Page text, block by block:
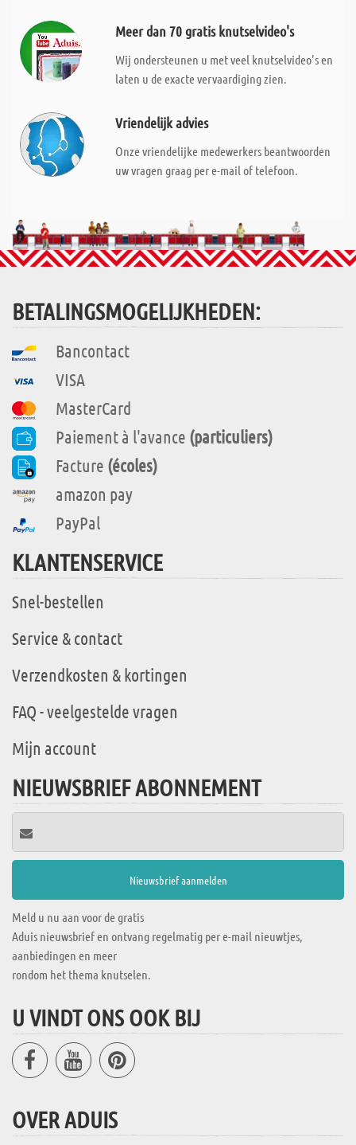
Meer dan 70 gratis knutselvideo's
Wij ondersteunen u met veel knutselvideo's en
laten u de exacte vervaardiging zien.
Vriendelijk advies
Onze vriendelijke medewerkers beantwoorden
uw vragen graag per e-mail of telefoon.
BETALINGSMOGELIJKHEDEN:
Bancontact
VISA
MasterCard
Paiement à l'avance (particuliers)
Facture (écoles)
amazon pay
PayPal
KLANTENSERVICE
Snel-bestellen
Service & contact
Verzendkosten & kortingen
FAQ - veelgestelde vragen
Mijn account
NIEUWSBRIEF ABONNEMENT
Meld u nu aan voor de gratis
Aduis nieuwsbrief en ontvang regelmatig per e-mail nieuwtjes,
aanbiedingen en meer
rondom het thema knutselen.
U VINDT ONS OOK BIJ
OVER ADUIS